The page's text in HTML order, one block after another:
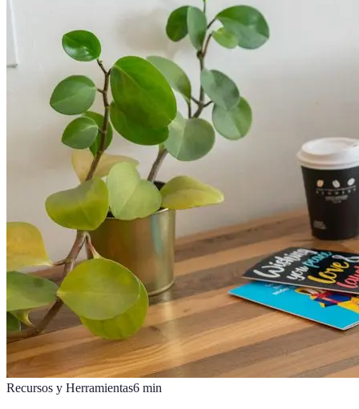
Recursos y Herramientas6 min